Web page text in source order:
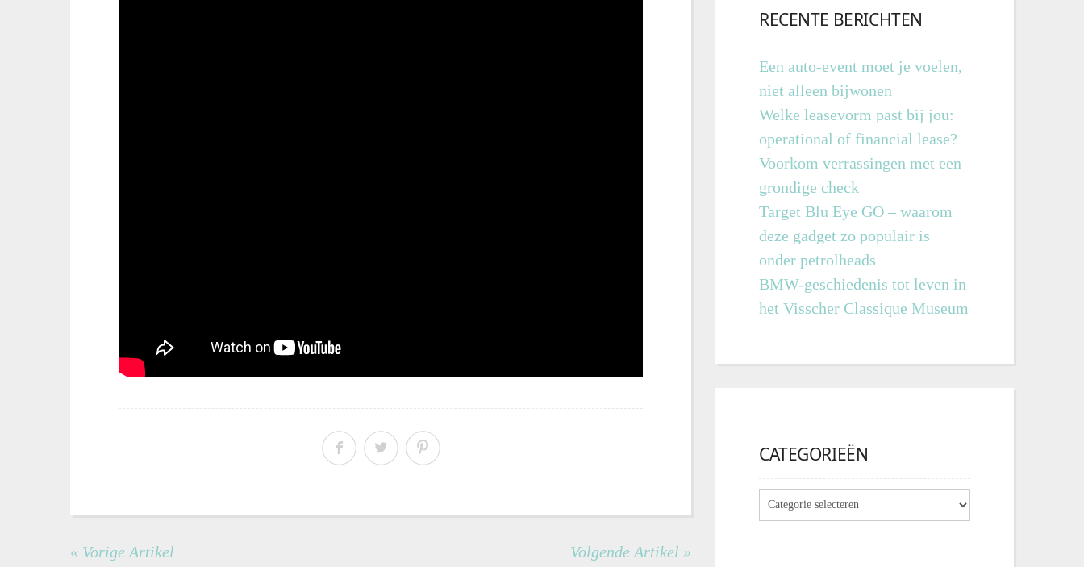
« Vorige Artikel Volgende Artikel »
RECENTE BERICHTEN
Een auto-event moet je voelen,
niet alleen bijwonen
Welke leasevorm past bij jou:
operational of financial lease?
Voorkom verrassingen met een
grondige check
Target Blu Eye GO – waarom
deze gadget zo populair is
onder petrolheads
BMW-geschiedenis tot leven in
het Visscher Classique Museum
CATEGORIEËN